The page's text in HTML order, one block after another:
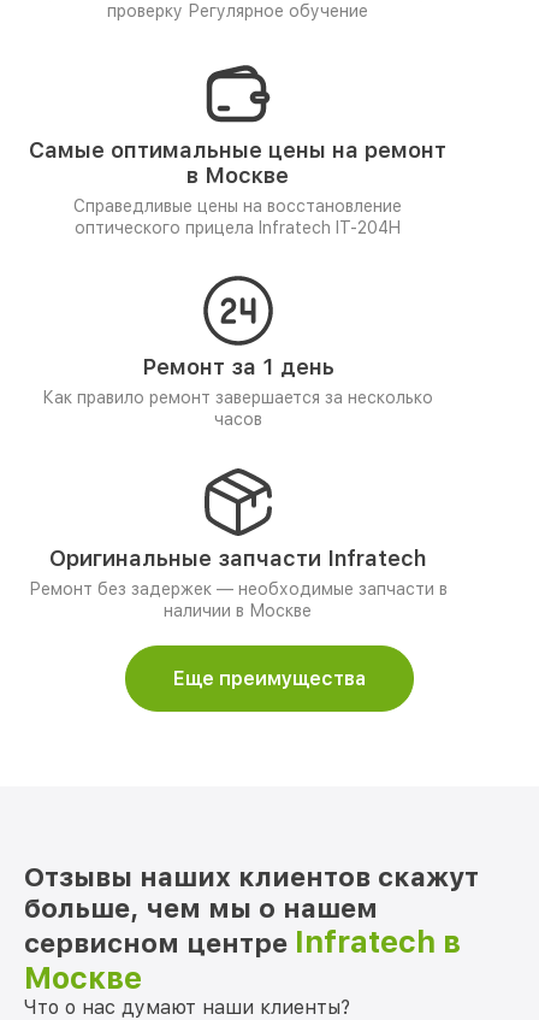
проверку Регулярное обучение
Самые оптимальные цены на ремонт
в Москве
Справедливые цены на восстановление
оптического прицела Infratech IT-204H
Ремонт за 1 день
Как правило ремонт завершается за несколько
часов
Оригинальные запчасти Infratech
Ремонт без задержек — необходимые запчасти в
наличии в Москве
Еще преимущества
Отзывы наших клиентов скажут
больше, чем мы о нашем
сервисном центре Infratech в
Москве
Что о нас думают наши клиенты?